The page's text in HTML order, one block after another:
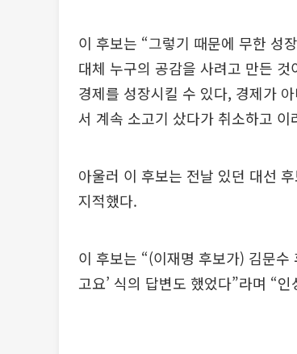
이 후보는 “그렇기 때문에 무한 성
대체 누구의 공감을 사려고 만든
경제를 성장시킬 수 있다, 경제가
서 계속 소고기 샀다가 취소하고
아울러 이 후보는 전날 있던 대선
지적했다.
이 후보는 “(이재명 후보가) 김문
고요’ 식의 답변도 했었다”라며 “